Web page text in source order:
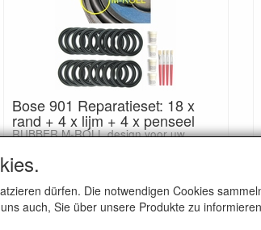
Bose 901 Reparatieset: 18 x
rand + 4 x lijm + 4 x penseel
RUBBER M-ROLL design voor uw
uitstekende klank.
€ 131.48 € 89.98
dürfen. Die notwendigen Cookies
auch, Sie über unsere Produkte zu